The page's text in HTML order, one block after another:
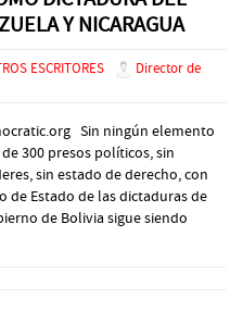
Y NICARAGUA
ESCRITORES
Director de
Sin ningún elemento
300 presos políticos, sin
sin estado de derecho, con
de Estado de las dictaduras de
de Bolivia sigue siendo